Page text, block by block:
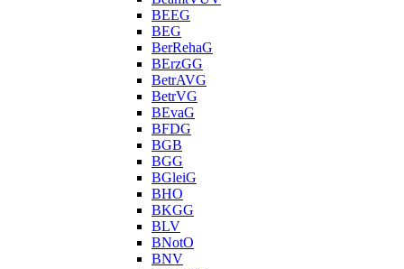
BEEG
BEG
BerRehaG
BErzGG
BetrAVG
BetrVG
BEvaG
BFDG
BGB
BGG
BGleiG
BHO
BKGG
BLV
BNotO
BNV